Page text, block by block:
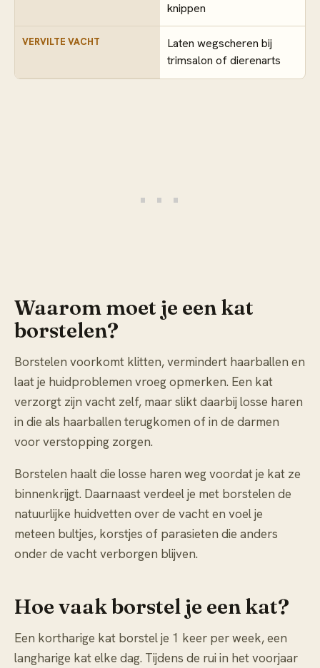
knippen
VERVILTE VACHT
Laten wegscheren bij
trimsalon of dierenarts
Waarom moet je een kat
borstelen?
Borstelen voorkomt klitten, vermindert haarballen en
laat je huidproblemen vroeg opmerken. Een kat
verzorgt zijn vacht zelf, maar slikt daarbij losse haren
in die als haarballen terugkomen of in de darmen
voor verstopping zorgen.
Borstelen haalt die losse haren weg voordat je kat ze
binnenkrijgt. Daarnaast verdeel je met borstelen de
natuurlijke huidvetten over de vacht en voel je
meteen bultjes, korstjes of parasieten die anders
onder de vacht verborgen blijven.
Hoe vaak borstel je een kat?
Een kortharige kat borstel je 1 keer per week, een
langharige kat elke dag. Tijdens de rui in het voorjaar